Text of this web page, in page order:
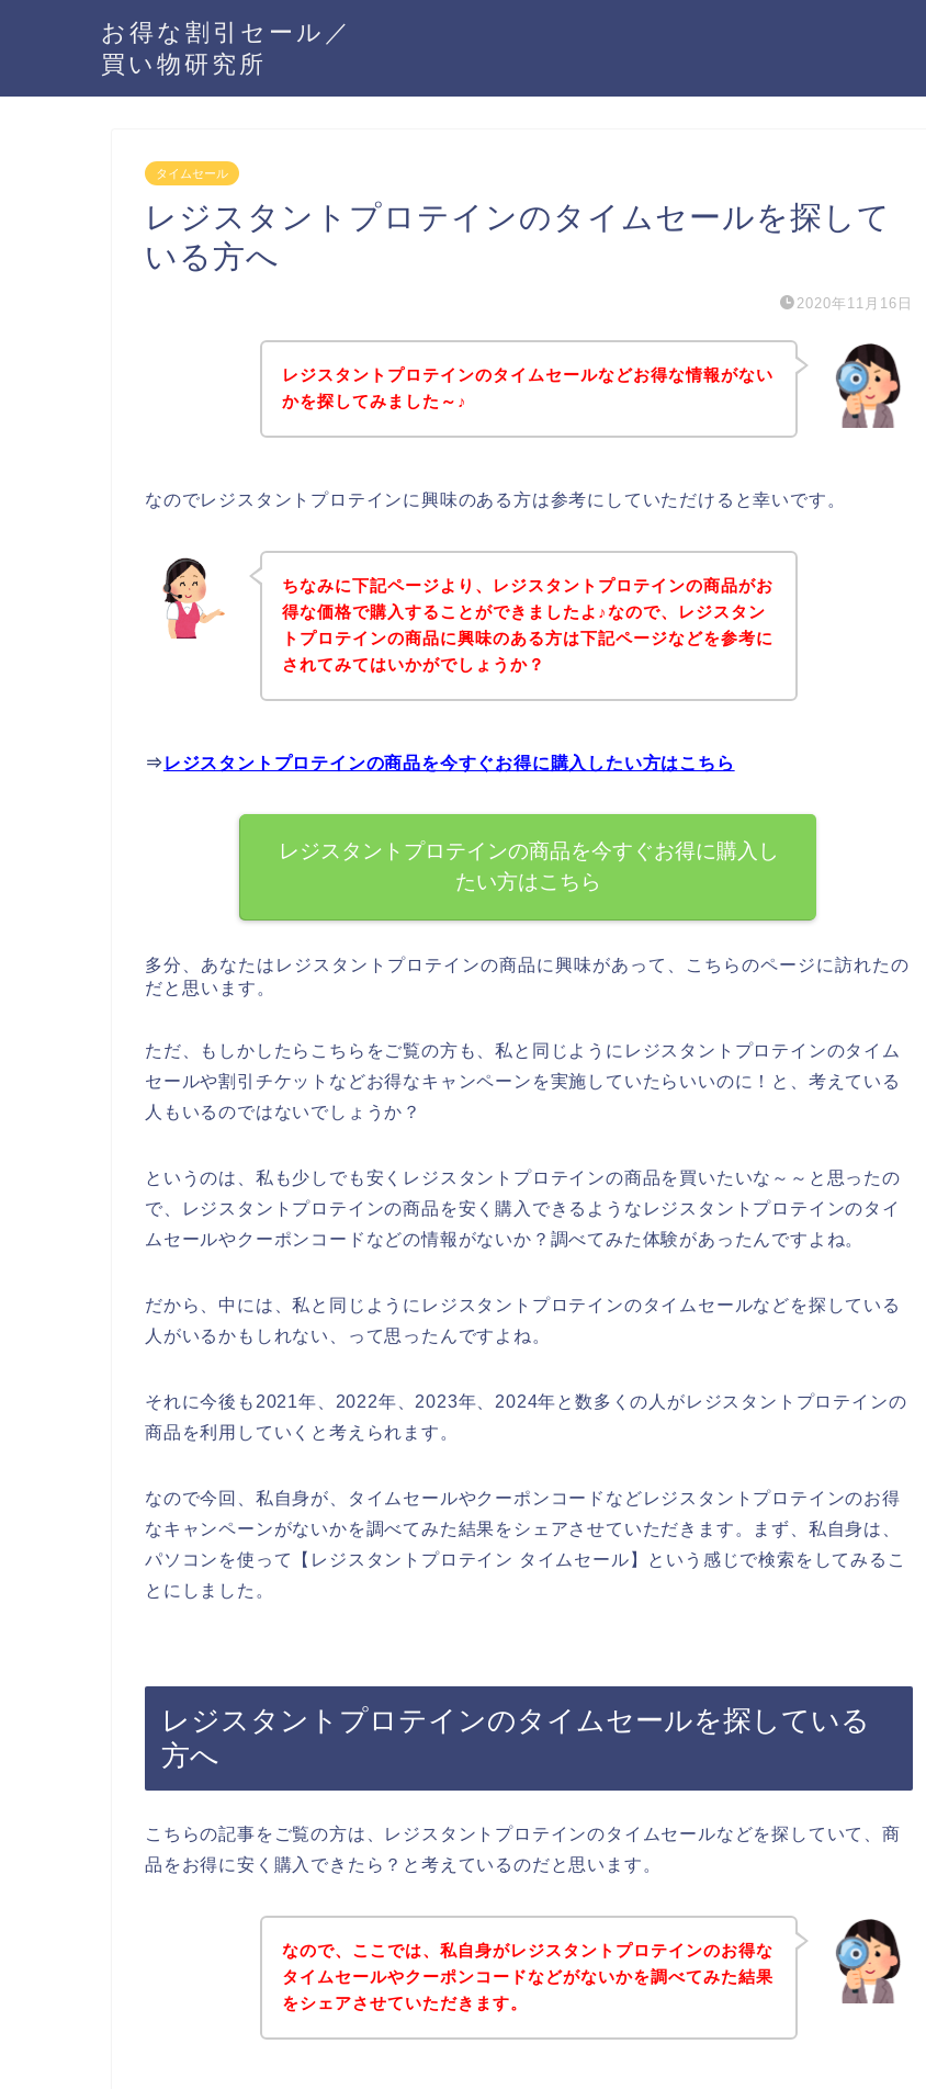
お得な割引セール／
買い物研究所
タイムセール
レジスタントプロテインのタイムセールを探して
いる方へ
2020年11月16日
レジスタントプロテインのタイムセールなどお得な情報がない
かを探してみました～♪
なのでレジスタントプロテインに興味のある方は参考にしていただけると幸いです。
ちなみに下記ページより、レジスタントプロテインの商品がお
得な価格で購入することができましたよ♪なので、レジスタン
トプロテインの商品に興味のある方は下記ページなどを参考に
されてみてはいかがでしょうか？
⇒ レジスタントプロテインの商品を今すぐお得に購入したい方はこちら
レジスタントプロテインの商品を今すぐお得に購入し
たい方はこちら
多分、あなたはレジスタントプロテインの商品に興味があって、こちらのページに訪れたの
だと思います。
ただ、もしかしたらこちらをご覧の方も、私と同じようにレジスタントプロテインのタイム
セールや割引チケットなどお得なキャンペーンを実施していたらいいのに！と、考えている
人もいるのではないでしょうか？
というのは、私も少しでも安くレジスタントプロテインの商品を買いたいな～～と思ったの
で、レジスタントプロテインの商品を安く購入できるようなレジスタントプロテインのタイ
ムセールやクーポンコードなどの情報がないか？調べてみた体験があったんですよね。
だから、中には、私と同じようにレジスタントプロテインのタイムセールなどを探している
人がいるかもしれない、って思ったんですよね。
それに今後も2021年、2022年、2023年、2024年と数多くの人がレジスタントプロテインの
商品を利用していくと考えられます。
なので今回、私自身が、タイムセールやクーポンコードなどレジスタントプロテインのお得
なキャンペーンがないかを調べてみた結果をシェアさせていただきます。まず、私自身は、
パソコンを使って【レジスタントプロテイン タイムセール】という感じで検索をしてみるこ
とにしました。
レジスタントプロテインのタイムセールを探している
方へ
こちらの記事をご覧の方は、レジスタントプロテインのタイムセールなどを探していて、商
品をお得に安く購入できたら？と考えているのだと思います。
なので、ここでは、私自身がレジスタントプロテインのお得な
タイムセールやクーポンコードなどがないかを調べてみた結果
をシェアさせていただきます。